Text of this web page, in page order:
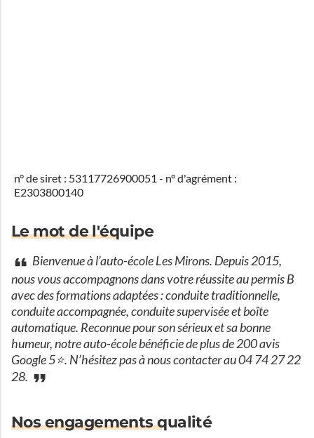
n° de siret : 53117726900051 - n° d'agrément :
E2303800140
Le mot de l'équipe
Bienvenue à l’auto-école Les Mirons. Depuis 2015,
nous vous accompagnons dans votre réussite au permis B
avec des formations adaptées : conduite traditionnelle,
conduite accompagnée, conduite supervisée et boîte
automatique. Reconnue pour son sérieux et sa bonne
humeur, notre auto-école bénéficie de plus de 200 avis
Google 5⭐. N’hésitez pas à nous contacter au 04 74 27 22
28.
Nos engagements qualité